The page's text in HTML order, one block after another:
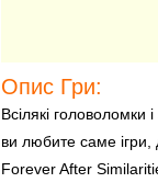
Опис Гри:
Всілякі
ви любите саме ігри,
Forever After